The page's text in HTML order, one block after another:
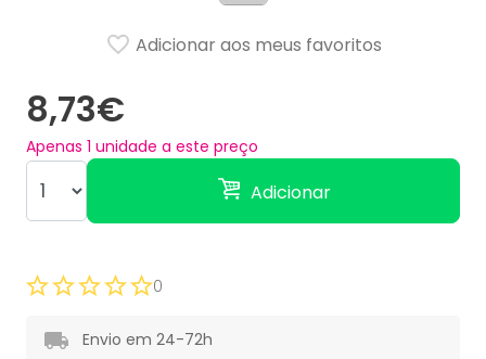
8,73€
Apenas 1 unidade a este preço
Adicionar
Adicionar aos meus favoritos
0
Envio em 24-72h